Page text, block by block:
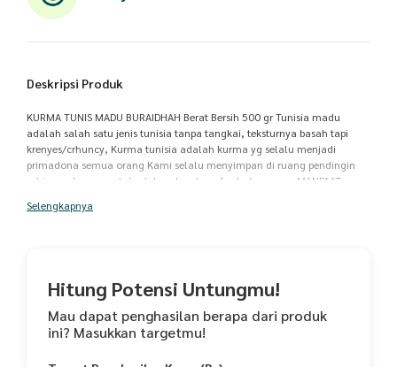
Deskripsi Produk
KURMA TUNIS MADU BURAIDHAH Berat Bersih 500 gr Tunisia madu
adalah salah satu jenis tunisia tanpa tangkai, teksturnya basah tapi
krenyes/crhuncy, Kurma tunisia adalah kurma yg selalu menjadi
primadona semua orang Kami selalu menyimpan di ruang pendingin
sehingga barang selalu dalam keadaan fresh dan segar. MANFAAT : -
Kanker Otak -Sumber Energi -Sumber Antionksidan -Melindungi
Selengkapnya
Hitung Potensi Untungmu!
Mau dapat penghasilan berapa dari produk
ini? Masukkan targetmu!